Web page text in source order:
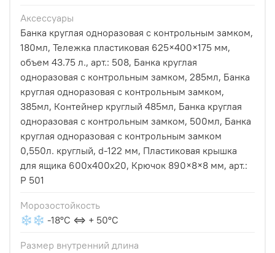
Аксессуары
Банка круглая одноразовая с контрольным замком,
180мл, Тележка пластиковая 625×400×175 мм,
объем 43.75 л., арт.: 508, Банка круглая
одноразовая с контрольным замком, 285мл, Банка
круглая одноразовая с контрольным замком,
385мл, Контейнер круглый 485мл, Банка круглая
одноразовая с контрольным замком, 500мл, Банка
круглая одноразовая с контрольным замком
0,550л. круглый, d-122 мм, Пластиковая крышка
для ящика 600х400x20, Крючок 890×8×8 мм, арт.:
Р 501
Морозостойкость
❄❄ -18°С ⇔ + 50°С
Размер внутренний длина